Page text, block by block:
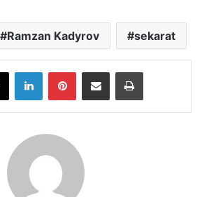
Ramzan Kadyrov sekarat
X LinkedInPinterestShare via Email Print